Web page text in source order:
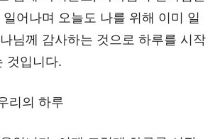
일어나며 오늘도 나를 위해 이미 일
님께 감사하는 것으로 하루를 시작
것입니다.
리의 하루